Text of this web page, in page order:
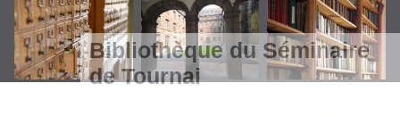
Bibliothèque du Séminaire
de Tournai